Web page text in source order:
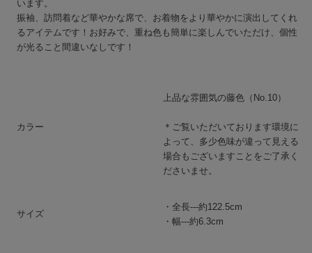
います。
振袖、訪問着など華やかな席で、お着物をより華やかに演出してくれ
るアイテムです！お好みで、重ね色も簡単に楽しんでいただけ、個性
が光ること間違いなしです！
カラー
上品な雰囲気の藤色（No.10）
＊ご覧いただいております環境に
よって、多少色味が違って見える
場合もございますことをご了承く
ださいませ。
サイズ
・全長---約122.5cm
・幅---約6.3cm